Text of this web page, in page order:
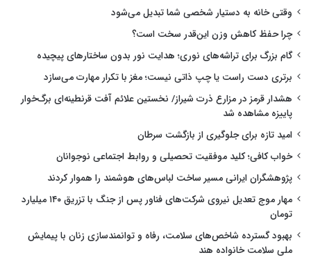
وقتی خانه به دستیار شخصی شما تبدیل می‌شود
چرا حفظ کاهش وزن این‌قدر سخت است؟
گام بزرگ برای تراشه‌های نوری؛ هدایت نور بدون ساختارهای پیچیده
برتری دست راست یا چپ ذاتی نیست؛ مغز با تکرار مهارت می‌سازد
هشدار قرمز در مزارع ذرت شیراز/ نخستین علائم آفت قرنطینه‌ای برگ‌خوار
پاییزه مشاهده شد
امید تازه برای جلوگیری از بازگشت سرطان
خواب کافی؛ کلید موفقیت تحصیلی و روابط اجتماعی نوجوانان
پژوهشگران ایرانی مسیر ساخت لباس‌های هوشمند را هموار کردند
مهار موج تعدیل نیروی شرکت‌های فناور پس از جنگ با تزریق ۱۴۰ میلیارد
تومان
بهبود گسترده شاخص‌های سلامت، رفاه و توانمندسازی زنان با پیمایش
ملی سلامت خانواده هند